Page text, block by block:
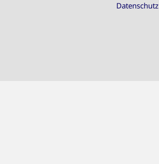
Datenschutz